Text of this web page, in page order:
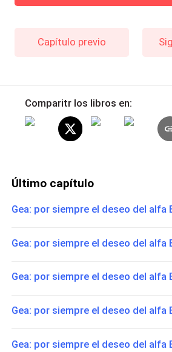
Capítulo previo
Comparitr los libros en:
Último capítulo
Gea: por siempre el deseo del
Gea: por siempre el deseo del
Gea: por siempre el deseo del
Gea: por siempre el deseo del
Gea: por siempre el deseo del